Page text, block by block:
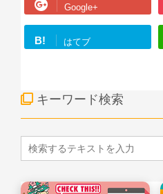
Google+
B! はてブ
キーワード検索